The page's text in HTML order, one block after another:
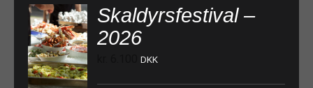
Skaldyrsfestival –
2026
DKK